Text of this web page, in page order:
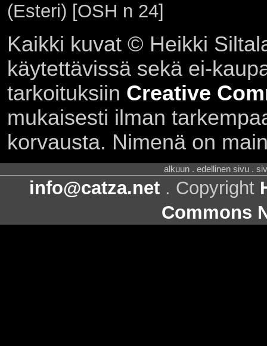
(Esteri) [OSH n 24]
Kaikki kuvat © Heikki
käytettävissä sekä ei-
tarkoituksiin Creative
mukaisesti ilman
korvausta. Nimenä on
alkuun . edellinen sivu .
info@catza.net . Copyright
Commons